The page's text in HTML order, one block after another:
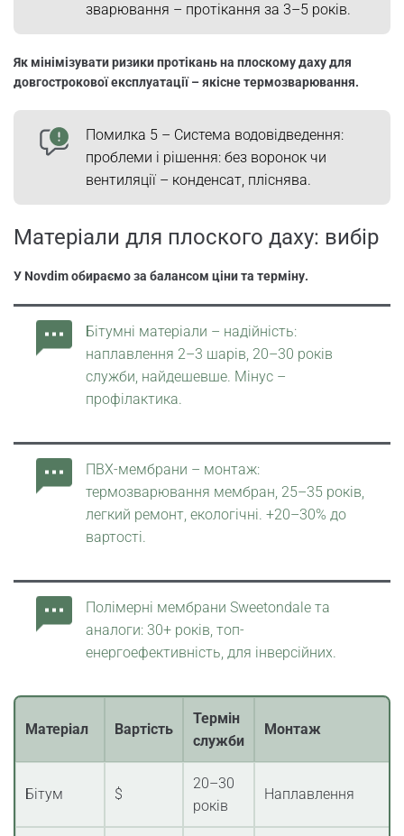
зварювання – протікання за 3–5 років.
Як мінімізувати ризики протікань на плоскому даху для
довгострокової експлуатації – якісне термозварювання.
Помилка 5 – Система водовідведення:
проблеми і рішення: без воронок чи
вентиляції – конденсат, пліснява.
Матеріали для плоского даху: вибір
У Novdim обираємо за балансом ціни та терміну.
Бітумні матеріали – надійність:
наплавлення 2–3 шарів, 20–30 років
служби, найдешевше. Мінус –
профілактика.
ПВХ-мембрани – монтаж:
термозварювання мембран, 25–35 років,
легкий ремонт, екологічні. +20–30% до
вартості.
Полімерні мембрани Sweetondale та
аналоги: 30+ років, топ-
енергоефективність, для інверсійних.
Матеріал Вартість
Термін
служби
Монтаж
Бітум $
20–30
років
Наплавлення